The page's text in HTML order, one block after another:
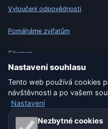
Vyloučení odpovědnosti
Pomáháme zvířatům
Sitemap
Nastavení
Naše
Nastavení souhlasu
Tento web používá cookies
návštěvnosti a po vašem
Nastavení
Nezbytné cookies